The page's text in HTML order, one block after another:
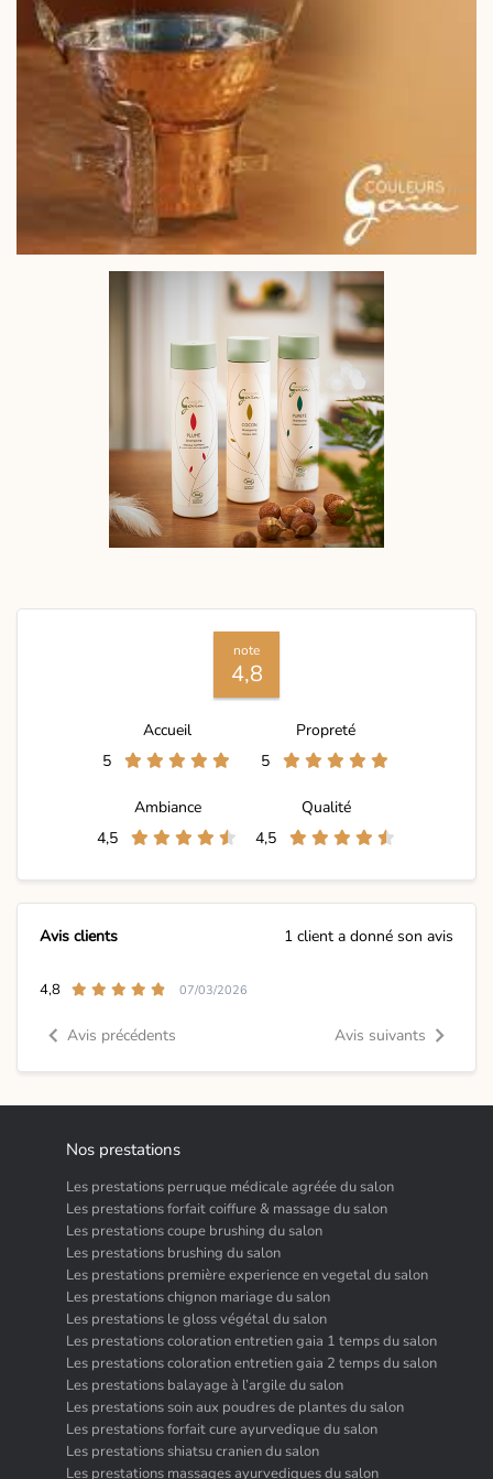
Avis clients 1 client a donné son avis
4,8 07/03/2026
Avis précédents Avis suivants
Accueil
5
Propreté
5
Ambiance
4,5
Qualité
4,5
note
4,8
Nos prestations
Les prestations perruque médicale agréée du salon
Les prestations forfait coiffure & massage du salon
Les prestations coupe brushing du salon
Les prestations brushing du salon
Les prestations première experience en vegetal du salon
Les prestations chignon mariage du salon
Les prestations le gloss végétal du salon
Les prestations coloration entretien gaia 1 temps du salon
Les prestations coloration entretien gaia 2 temps du salon
Les prestations balayage à l’argile du salon
Les prestations soin aux poudres de plantes du salon
Les prestations forfait cure ayurvedique du salon
Les prestations shiatsu cranien du salon
Les prestations massages ayurvediques du salon